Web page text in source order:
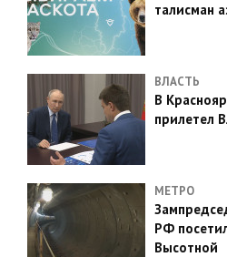
талисман
ВЛАСТЬ
В
прилетел
МЕТРО
РФ
Высотной